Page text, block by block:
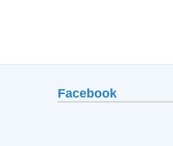
Facebook